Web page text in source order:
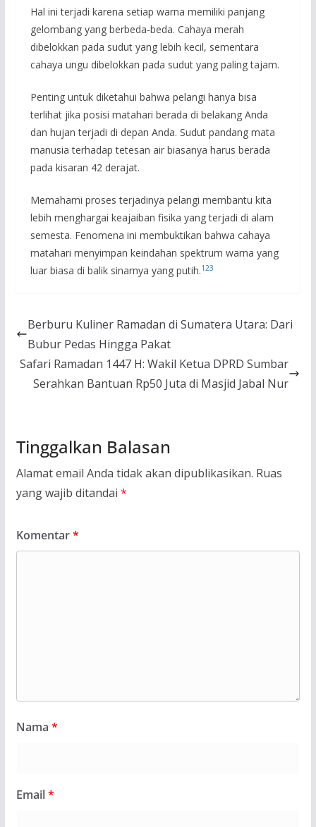
Hal ini terjadi karena setiap warna memiliki panjang
gelombang yang berbeda-beda. Cahaya merah
dibelokkan pada sudut yang lebih kecil, sementara
cahaya ungu dibelokkan pada sudut yang paling tajam.
Penting untuk diketahui bahwa pelangi hanya bisa
terlihat jika posisi matahari berada di belakang Anda
dan hujan terjadi di depan Anda. Sudut pandang mata
manusia terhadap tetesan air biasanya harus berada
pada kisaran 42 derajat.
Memahami proses terjadinya pelangi membantu kita
lebih menghargai keajaiban fisika yang terjadi di alam
semesta. Fenomena ini membuktikan bahwa cahaya
matahari menyimpan keindahan spektrum warna yang
luar biasa di balik sinarnya yang putih.1 23
Berburu Kuliner Ramadan di Sumatera Utara: Dari
Bubur Pedas Hingga Pakat
Safari Ramadan 1447 H: Wakil Ketua DPRD Sumbar
Serahkan Bantuan Rp50 Juta di Masjid Jabal Nur
Tinggalkan Balasan
Alamat email Anda tidak akan dipublikasikan. Ruas
yang wajib ditandai *
Komentar*
Nama *
Email*